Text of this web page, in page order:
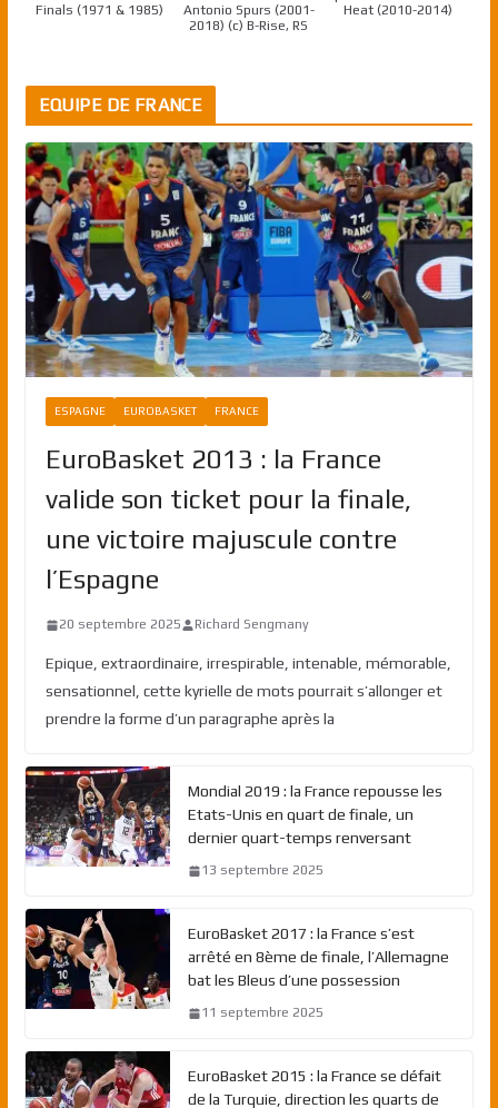
Finals (1971 & 1985)
Antonio Spurs (2001-
2018) (c) B-Rise, RS
Heat (2010-2014)
EQUIPE DE FRANCE
ESPAGNE EUROBASKET FRANCE
EuroBasket 2013 : la France
valide son ticket pour la finale,
une victoire majuscule contre
l’Espagne
20 septembre 2025 Richard Sengmany
Epique, extraordinaire, irrespirable, intenable, mémorable,
sensationnel, cette kyrielle de mots pourrait s’allonger et
prendre la forme d’un paragraphe après la
Mondial 2019 : la France repousse les
Etats-Unis en quart de finale, un
dernier quart-temps renversant
13 septembre 2025
EuroBasket 2017 : la France s’est
arrêté en 8ème de finale, l’Allemagne
bat les Bleus d’une possession
11 septembre 2025
EuroBasket 2015 : la France se défait
de la Turquie, direction les quarts de